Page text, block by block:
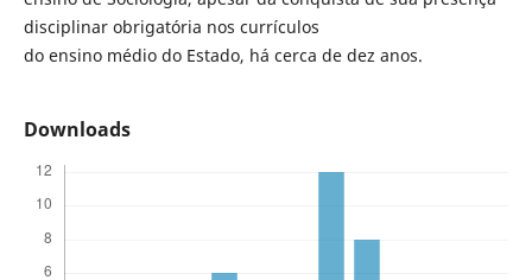
disciplinar obrigatória nos currículos
do ensino médio do Estado, há cerca de dez anos.
Downloads